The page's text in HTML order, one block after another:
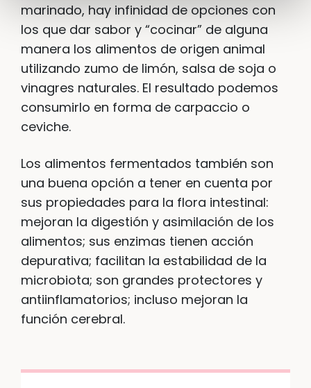
marinado, hay infinidad de opciones con
los que dar sabor y “cocinar” de alguna
manera los alimentos de origen animal
utilizando zumo de limón, salsa de soja o
vinagres naturales. El resultado podemos
consumirlo en forma de carpaccio o
ceviche.
Los alimentos fermentados también son
una buena opción a tener en cuenta por
sus propiedades para la flora intestinal:
mejoran la digestión y asimilación de los
alimentos; sus enzimas tienen acción
depurativa; facilitan la estabilidad de la
microbiota; son grandes protectores y
antiinflamatorios; incluso mejoran la
función cerebral.